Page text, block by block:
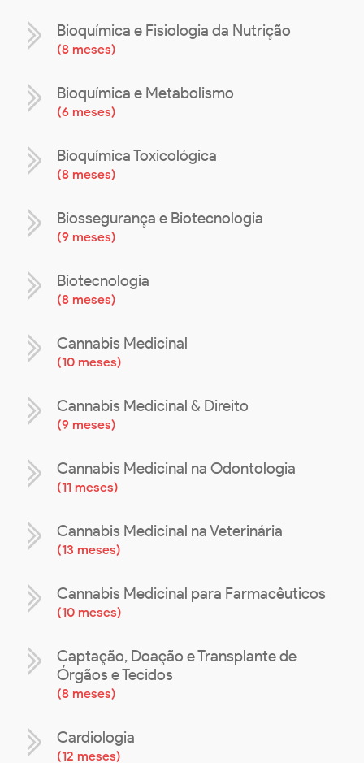
Bioquímica e Fisiologia da Nutrição
(8 meses)
Bioquímica e Metabolismo
(6 meses)
Bioquímica Toxicológica
(8 meses)
Biossegurança e Biotecnologia
(9 meses)
Biotecnologia
(8 meses)
Cannabis Medicinal
(10 meses)
Cannabis Medicinal & Direito
(9 meses)
Cannabis Medicinal na Odontologia
(11 meses)
Cannabis Medicinal na Veterinária
(13 meses)
Cannabis Medicinal para Farmacêuticos
(10 meses)
Captação, Doação e Transplante de
Órgãos e Tecidos
(8 meses)
Cardiologia
(12 meses)